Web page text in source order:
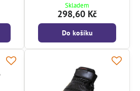
Skladem
298,60 Kč
Do košíku